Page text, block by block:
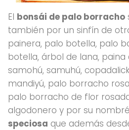
El bonsái de palo borracho
también por un sinfín de
painera, palo botella, palo
botella, árbol de lana, paina
samohú, samuhú,
mandiyú, palo borracho
palo borracho de flor
algodonero y por su
speciosa que además